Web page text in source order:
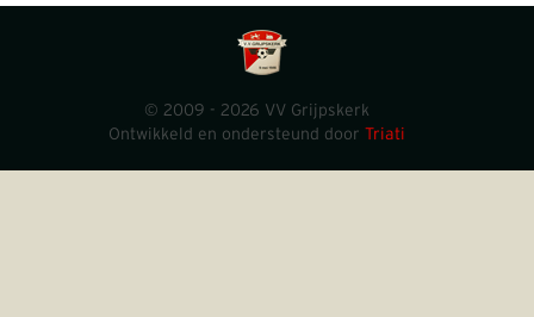
© 2009 - 2026 VV Grijpskerk
Ontwikkeld en ondersteund door Triati